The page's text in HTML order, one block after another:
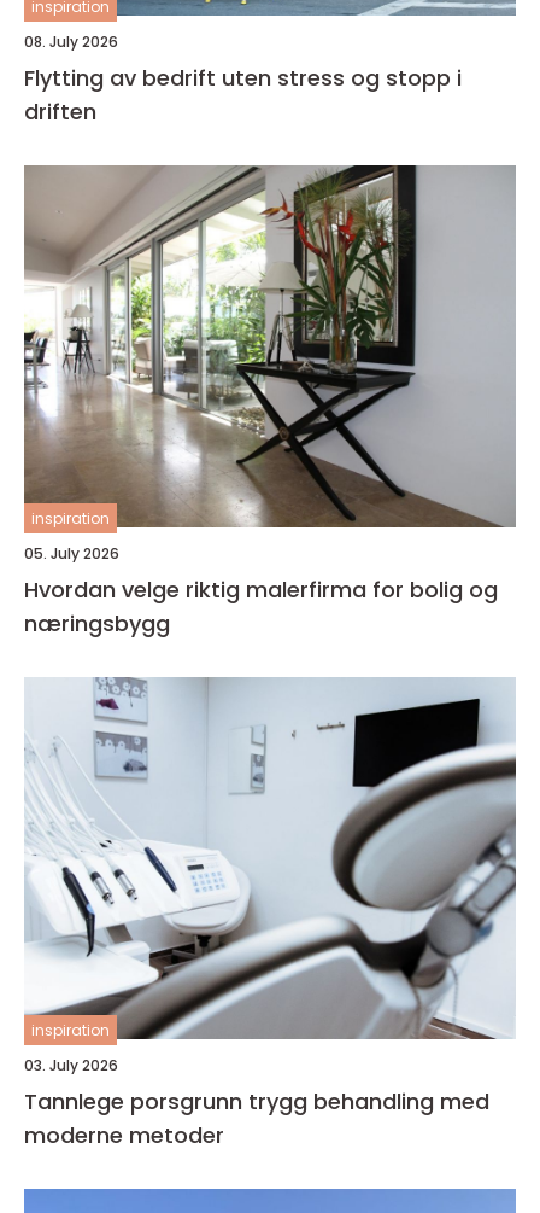
inspiration
08. July 2026
Flytting av bedrift uten stress og stopp i
driften
inspiration
05. July 2026
Hvordan velge riktig malerfirma for bolig og
næringsbygg
inspiration
03. July 2026
Tannlege porsgrunn trygg behandling med
moderne metoder